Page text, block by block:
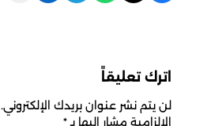
اترك تعليقاً
لن يتم نشر عنوان بريدك الإلكتروني.
الإلزامية مشار إليها بـ*